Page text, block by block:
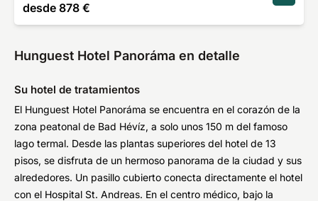
desde 878 €
Hunguest Hotel Panoráma en detalle
Su hotel de tratamientos
El Hunguest Hotel Panoráma se encuentra en el corazón de la
zona peatonal de Bad Hévíz, a solo unos 150 m del famoso
lago termal. Desde las plantas superiores del hotel de 13
pisos, se disfruta de un hermoso panorama de la ciudad y sus
alrededores. Un pasillo cubierto conecta directamente el hotel
con el Hospital St. Andreas. En el centro médico, bajo la